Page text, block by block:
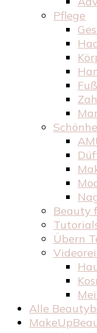
Pflege
Beauty
Übern
Alle